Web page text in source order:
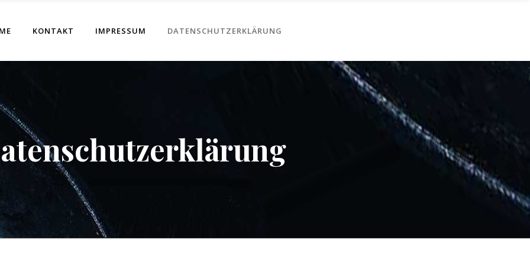
KONTAKT IMPRESSUM DATENSCHUTZERKLÄRUNG